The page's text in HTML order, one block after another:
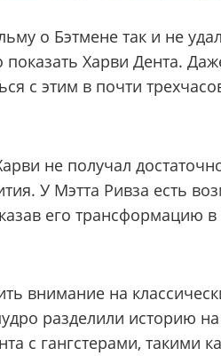
о Бэтмене так и не
Харви Дента.
с этим в почти
не получал
У Мэтта Ривза есть
его трансформацию в
внимание на
разделили историю
с гангстерами, такими